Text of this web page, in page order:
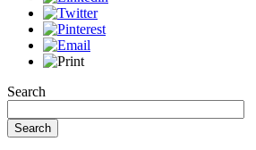
Search
Search